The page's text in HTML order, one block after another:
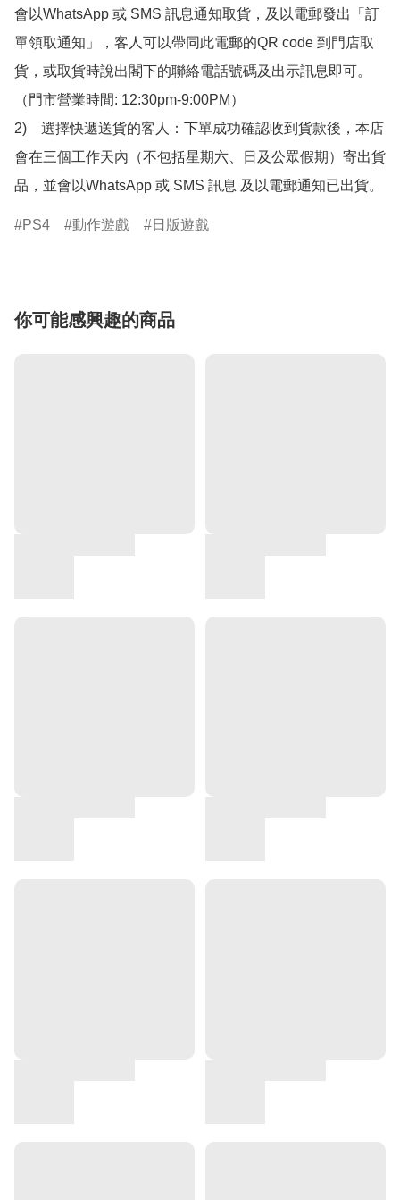
會以WhatsApp 或 SMS 訊息通知取貨，及以電郵發出「訂
單領取通知」，客人可以帶同此電郵的QR code 到門店取
貨，或取貨時說出閣下的聯絡電話號碼及出示訊息即可。
（門市營業時間: 12:30pm-9:00PM）
2)　選擇快遞送貨的客人：下單成功確認收到貨款後，本店
會在三個工作天內（不包括星期六、日及公眾假期）寄出貨
品，並會以WhatsApp 或 SMS 訊息 及以電郵通知已出貨。
PS4 動作遊戲 日版遊戲
你可能感興趣的商品